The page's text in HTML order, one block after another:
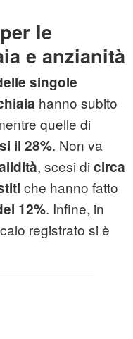
le
e anzianità
singole
hanno subito
quelle di
il 28%. Non va
, scesi di circa
che hanno fatto
12%. Infine, in
registrato si è